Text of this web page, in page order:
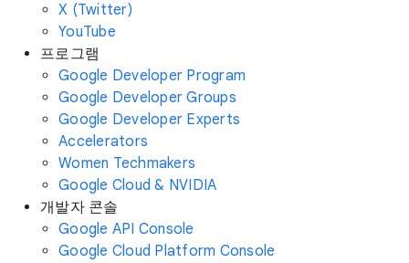
X (Twitter)
YouTube
프로그램
Google Developer Program
Google Developer Groups
Google Developer Experts
Accelerators
Women Techmakers
Google Cloud & NVIDIA
개발자 콘솔
Google API Console
Google Cloud Platform Console